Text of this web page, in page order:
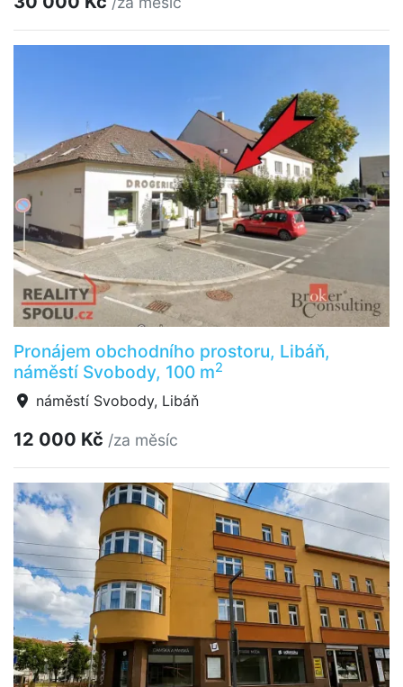
Pronájem obchodního prostoru, Libáň,
náměstí Svobody, 100 m2
náměstí Svobody, Libáň
12 000 Kč /za měsíc